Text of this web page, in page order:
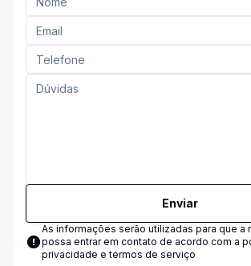
Enviar
As informações serão utilizadas para que a
possa entrar em contato de acordo com a
privacidade e termos de serviço